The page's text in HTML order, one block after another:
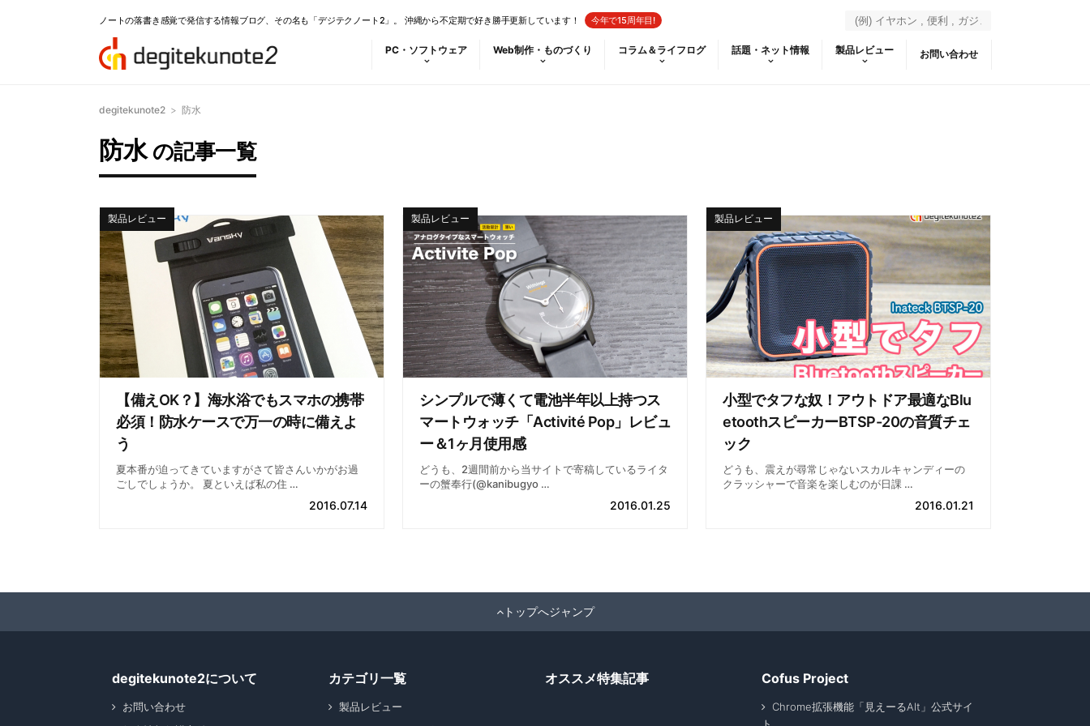
ノートの落書き感覚で発信する情報ブログ、その名も「デジテクノート2」。 沖縄から不定期で好き勝手更新しています！ 今年で15周年目!
PC・ソフトウェア Web制作・ものづくり コラム＆ライフログ 話題・ネット情報 製品レビュー お問い合わせ
degitekunote2 > 防水
防水の記事一覧
【備えOK？】海水浴でもスマホの携帯
必須！防水ケースで万一の時に備えよ
う
夏本番が迫ってきていますがさて皆さんいかがお過
ごしでしょうか。 夏といえば私の住 …
製品レビュー
2016.07.14
シンプルで薄くて電池半年以上持つス
マートウォッチ「Activité Pop」レビュ
ー＆1ヶ月使用感
どうも、2週間前から当サイトで寄稿しているライタ
ーの蟹奉行(@kanibugyo …
製品レビュー
2016.01.25
小型でタフな奴！アウトドア最適なBlu
etoothスピーカーBTSP-20の音質チェ
ック
どうも、震えが尋常じゃないスカルキャンディーの
クラッシャーで音楽を楽しむのが日課 …
製品レビュー
2016.01.21
トップへジャンプ
degitekunote2について
お問い合わせ
カテゴリ一覧
製品レビュー
オススメ特集記事 Cofus Project
Chrome拡張機能「見えーるAlt」公式サイ